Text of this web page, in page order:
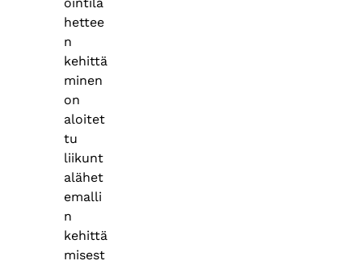
hettee
n
kehittä
minen
on
aloitet
tu
liikunt
alähet
emalli
n
kehittä
misest